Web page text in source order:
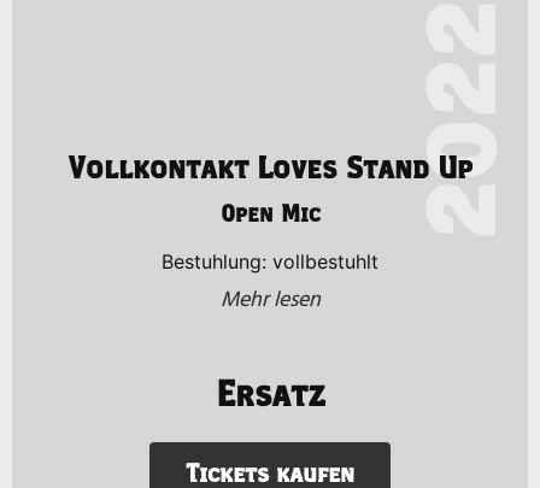
Vollkontakt Loves Stand Up
Open Mic
Bestuhlung: vollbestuhlt
Mehr lesen
Ersatz
Tickets kaufen
2022